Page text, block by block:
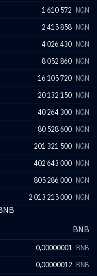
1 610 572 NGN
2 415 858 NGN
4 026 430 NGN
8 052 860 NGN
16 105 720 NGN
20 132 150 NGN
40 264 300 NGN
80 528 600 NGN
201 321 500 NGN
402 643 000 NGN
805 286 000 NGN
2 013 215 000 NGN
BNB
0,00000001 BNB
0,00000012 BNB